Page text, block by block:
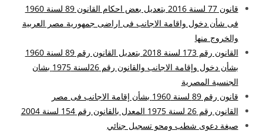
قانون 77 لسنة 2016 بتعديل بعض احكام القانون 89 لسنة 1960
فى شأن دخول واقامة الاجانب فى اراضى جمهورية مصر العربية
والخروج منها
القانون رقم 173 لسنة 2018 بتعديل القانون رقم 89 لسنة 1960
بشأن دخول وإقامة الاجانب والقانون رقم 26لسنة 1975 بشان
الجنسية المصرية
قانون رقم 89 لسنة 1960 بشأن إقامة الاجانب فى مصر
القانون رقم 26 لسنة 1975 المعدل بالقانون رقم 154 لسنة 2004
صيغة دعوى شطب ومحو تسجيل جنائي